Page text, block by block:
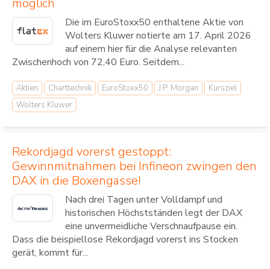
möglich
Die im EuroStoxx50 enthaltene Aktie von
Wolters Kluwer notierte am 17. April 2026
auf einem hier für die Analyse relevanten
Zwischenhoch von 72,40 Euro. Seitdem...
Aktien Charttechnik EuroStoxx50 J.P. Morgan
Kursziel
Wolters Kluwer
Rekordjagd vorerst gestoppt:
Gewinnmitnahmen bei Infineon zwingen den
DAX in die Boxengasse!
Nach drei Tagen unter Volldampf und
historischen Höchstständen legt der DAX
eine unvermeidliche Verschnaufpause ein.
Dass die beispiellose Rekordjagd vorerst ins Stocken
gerät, kommt für...